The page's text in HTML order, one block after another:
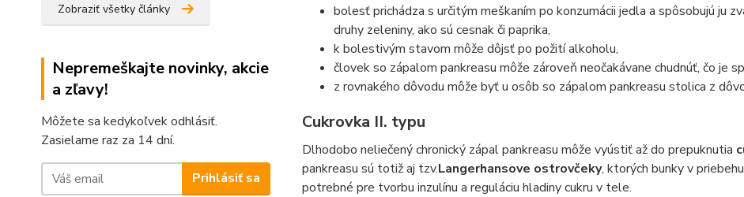
Zobraziť všetky články
Nepremeškajte novinky, akcie
a zľavy!
Môžete sa kedykoľvek odhlásiť.
Zasielame raz za 14 dní.
Prihlásiť sa
bolesť prichádza s určitým meškaním po konzumácii jedla a spôsobujú ju
druhy zeleniny, ako sú cesnak či paprika,
k bolestivým stavom môže dôjsť po požití alkoholu,
človek so zápalom pankreasu môže zároveň neočakávane chudnúť, čo je
z rovnakého dôvodu môže byť u osôb so zápalom pankreasu stolica z
Cukrovka II. typu
Dlhodobo neliečený chronický zápal pankreasu môže vyústiť až do prepuknutia
pankreasu sú totiž aj tzv.Langerhansove ostrovčeky, ktorých bunky v
potrebné pre tvorbu inzulínu a reguláciu hladiny cukru v tele.